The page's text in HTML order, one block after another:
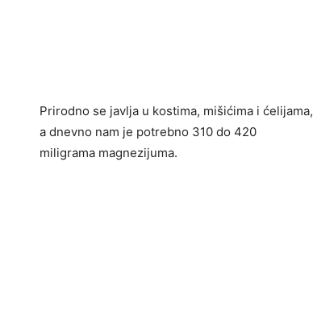
Prirodno se javlja u kostima, mišićima i ćelijama,
a dnevno nam je potrebno 310 do 420
miligrama magnezijuma.